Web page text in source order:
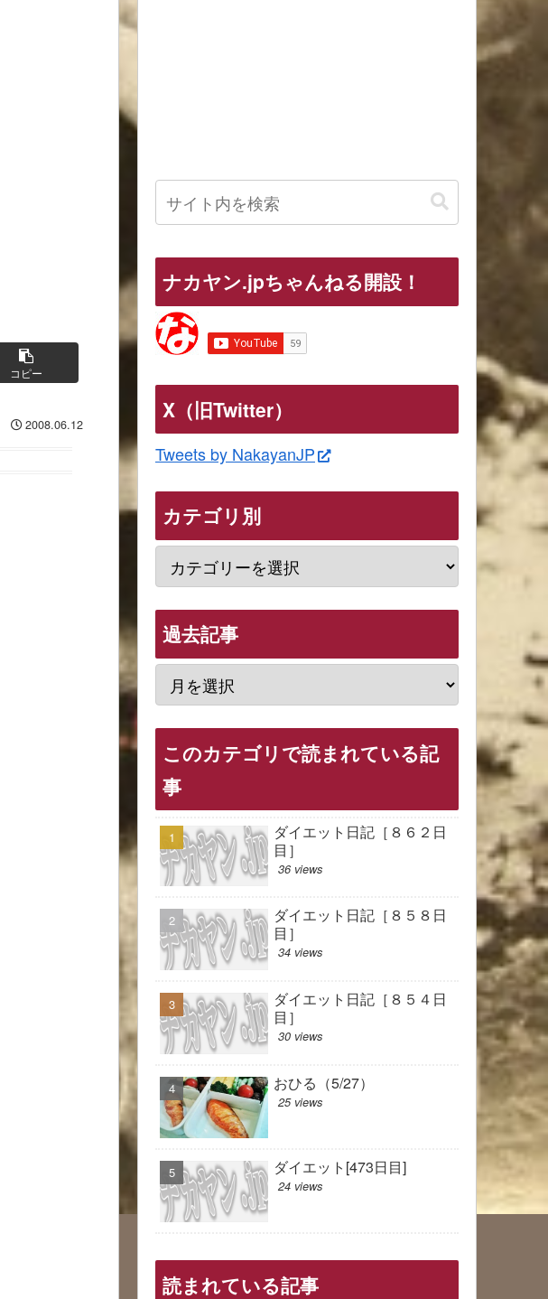
コピー
2008.06.12
ナカヤン.jpちゃんねる開設！
X（旧Twitter）
Tweets by NakayanJP
カテゴリ別
過去記事
このカテゴリで読まれている記
事
ダイエット日記［８６２日
目］
36 views
ダイエット日記［８５８日
目］
34 views
ダイエット日記［８５４日
目］
30 views
おひる（5/27）
25 views
ダイエット[473日目]
24 views
読まれている記事